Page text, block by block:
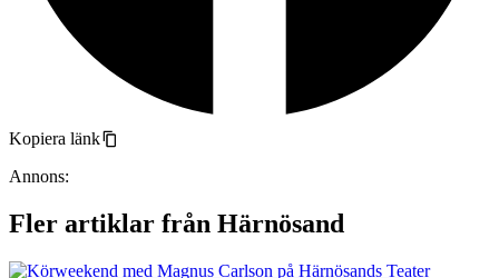
Kopiera länk
Annons:
Fler artiklar från Härnösand